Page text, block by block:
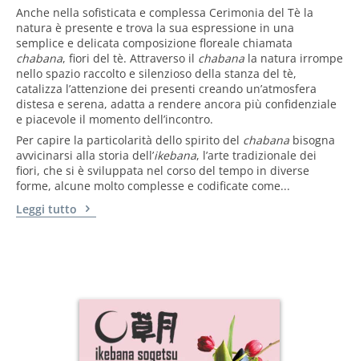
Anche nella sofisticata e complessa Cerimonia del Tè la
natura è presente e trova la sua espressione in una
semplice e delicata composizione floreale chiamata
chabana, fiori del tè. Attraverso il chabana la natura irrompe
nello spazio raccolto e silenzioso della stanza del tè,
catalizza l’attenzione dei presenti creando un’atmosfera
distesa e serena, adatta a rendere ancora più confidenziale
e piacevole il momento dell’incontro.
Per capire la particolarità dello spirito del chabana bisogna
avvicinarsi alla storia dell’ikebana, l’arte tradizionale dei
fiori, che si è sviluppata nel corso del tempo in diverse
forme, alcune molto complesse e codificate come...
Leggi tutto